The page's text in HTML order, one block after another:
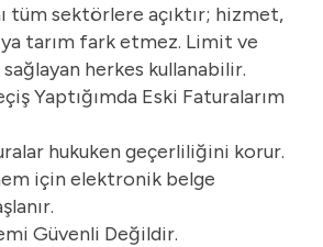
tüm sektörlere açıktır; hizmet,
tarım fark etmez. Limit ve
herkes kullanabilir.
Yaptığımda Eski Faturalarım
hukuken geçerliliğini korur.
için elektronik belge
Güvenli Değildir.